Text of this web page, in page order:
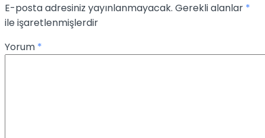
E-posta adresiniz yayınlanmayacak. Gerekli alanlar *
ile işaretlenmişlerdir
Yorum *